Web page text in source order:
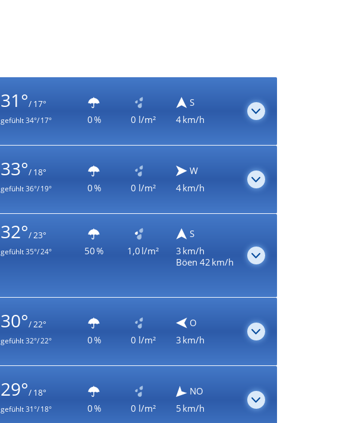
31°/ 17°
gefühlt34°/ 17° 0 % 0 l/m²
S
4 km/h
33°/ 18°
gefühlt36°/ 19° 0 % 0 l/m²
W
4 km/h
32°/ 23°
gefühlt35°/ 24° 50 % 1,0 l/m²
S
3 km/h
Böen 42 km/h
30°/ 22°
gefühlt32°/ 22° 0 % 0 l/m²
O
3 km/h
29°/ 18°
gefühlt31°/ 18° 0 % 0 l/m²
NO
5 km/h